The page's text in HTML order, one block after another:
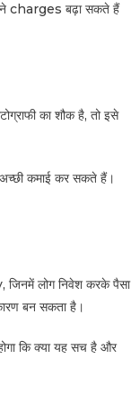
charges बढ़ा सकते हैं
का शौक है, तो इसे
अच्छी कमाई कर सकते हैं।
लोग निवेश करके पैसा
बन सकता है।
कि क्या यह सच है और